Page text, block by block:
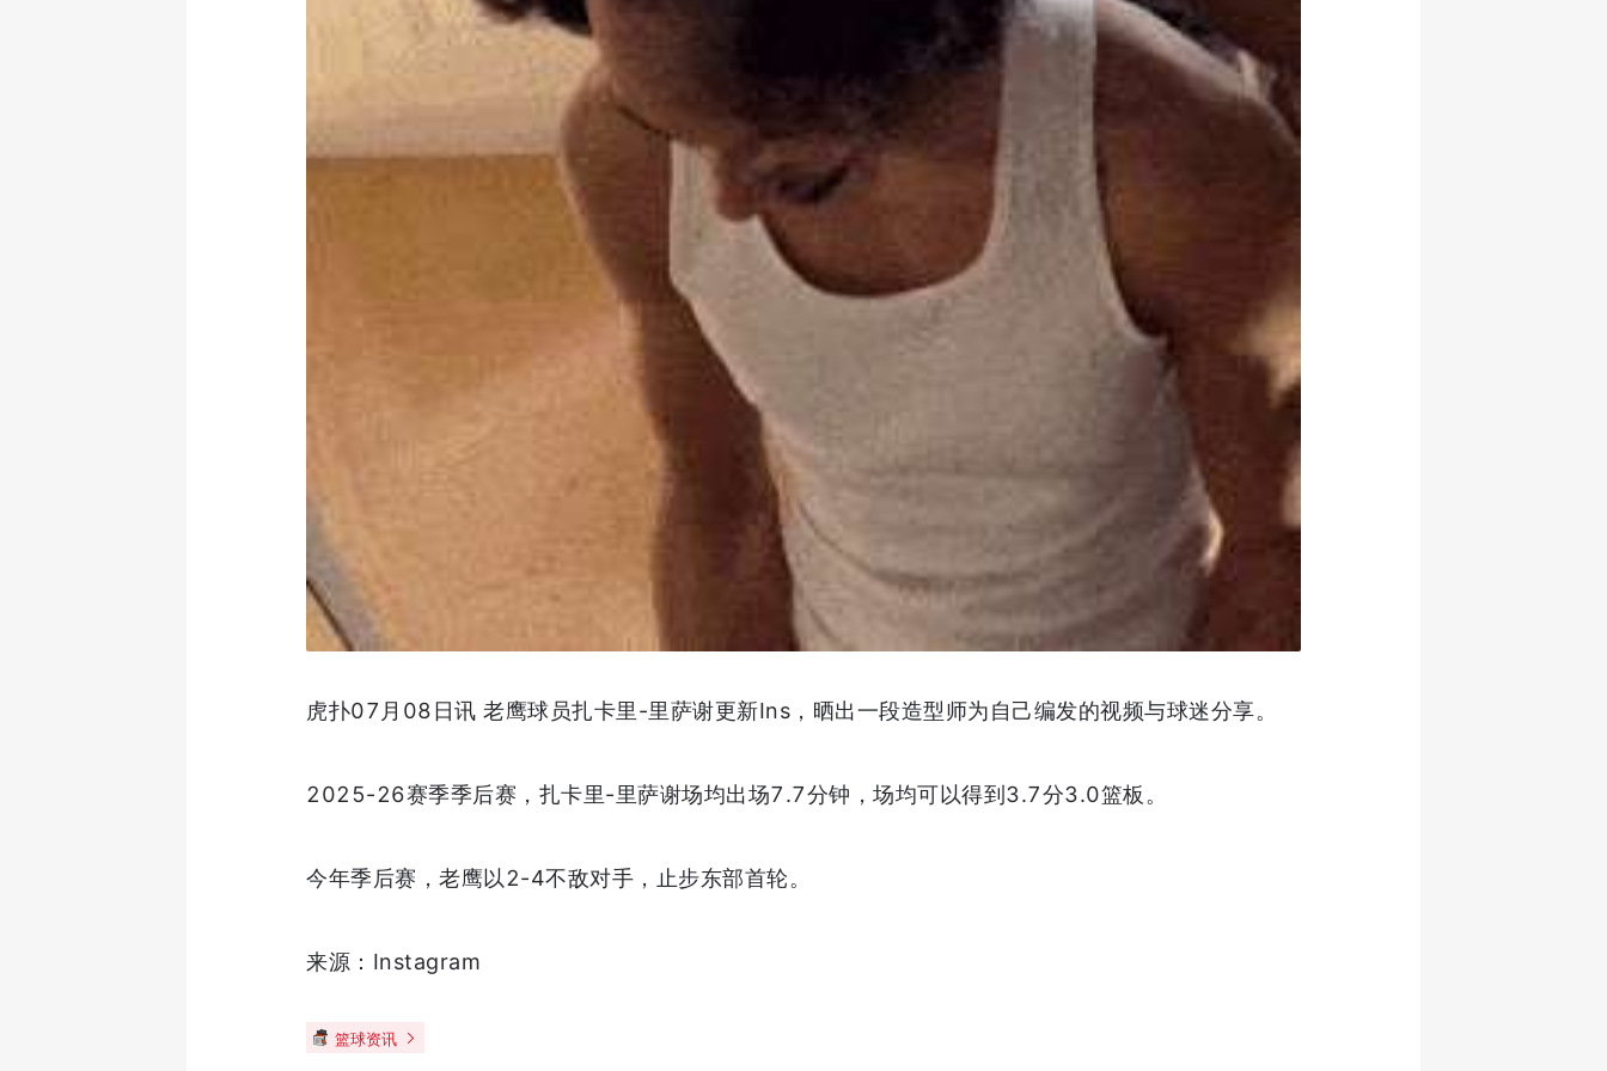
虎扑07月08日讯 老鹰球员扎卡里-里萨谢更新Ins，晒出一段造型师为自己编发的视频与球迷分享。
2025-26赛季季后赛，扎卡里-里萨谢场均出场7.7分钟，场均可以得到3.7分3.0篮板。
今年季后赛，老鹰以2-4不敌对手，止步东部首轮。
来源：Instagram
篮球资讯